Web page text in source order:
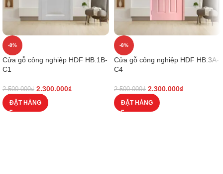
-8%
Cửa gỗ công nghiệp HDF HB.1B-
C1
2.500.000₫ 2.300.000₫
ĐẶT HÀNG
-8%
Cửa gỗ công nghiệp HDF HB.3A-
C4
2.500.000₫ 2.300.000₫
ĐẶT HÀNG